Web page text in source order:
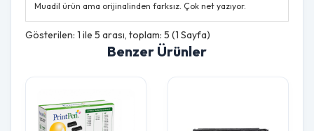
Muadil ürün ama orijinalinden farksız. Çok net yazıyor.
Gösterilen: 1 ile 5 arası, toplam: 5 (1 Sayfa)
Benzer Ürünler